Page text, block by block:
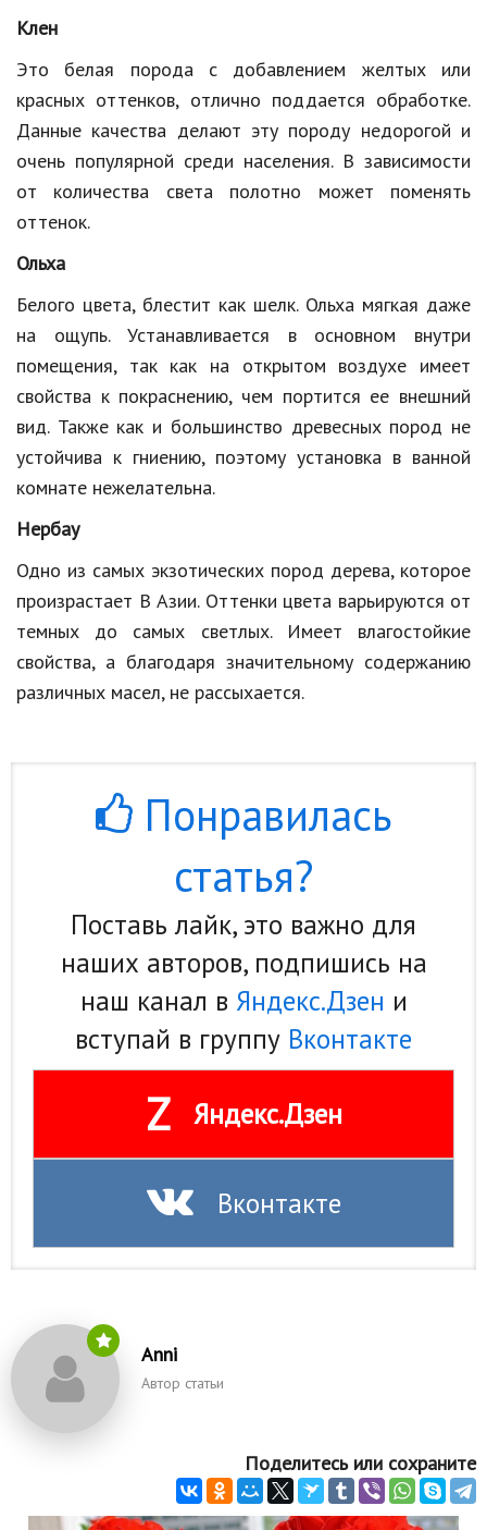
Природа
Образование
Наука и технологии
Клен
Это белая порода с добавлением желтых или
красных оттенков, отлично поддается обработке.
Данные качества делают эту породу недорогой и
очень популярной среди населения. В зависимости
от количества света полотно может поменять
оттенок.
Ольха
Белого цвета, блестит как шелк. Ольха мягкая даже
на ощупь. Устанавливается в основном внутри
помещения, так как на открытом воздухе имеет
свойства к покраснению, чем портится ее внешний
вид. Также как и большинство древесных пород не
устойчива к гниению, поэтому установка в ванной
комнате нежелательна.
Нербау
Одно из самых экзотических пород дерева, которое
произрастает В Азии. Оттенки цвета варьируются от
темных до самых светлых. Имеет влагостойкие
свойства, а благодаря значительному содержанию
различных масел, не рассыхается.
Понравилась
статья?
Поставь лайк, это важно для
наших авторов, подпишись на
наш канал в Яндекс.Дзен и
вступай в группу Вконтакте
Z Яндекс.Дзен
Вконтакте
Anni
Автор статьи
Поделитесь или сохраните